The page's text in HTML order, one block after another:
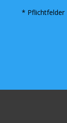
* Pflichtfelder